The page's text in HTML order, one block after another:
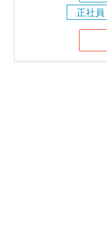
正社員